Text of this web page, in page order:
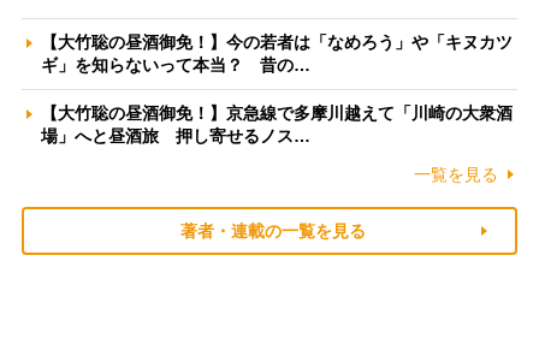
【大竹聡の昼酒御免！】今の若者は「なめろう」や「キヌカツ
ギ」を知らないって本当？ 昔の…
【大竹聡の昼酒御免！】京急線で多摩川越えて「川崎の大衆酒
場」へと昼酒旅 押し寄せるノス…
一覧を見る
著者・連載の一覧を見る